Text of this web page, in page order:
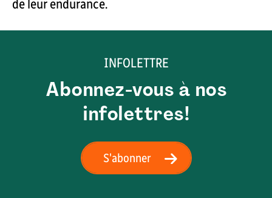
de leur endurance.
INFOLETTRE
Abonnez-vous à nos
infolettres!
S'abonner